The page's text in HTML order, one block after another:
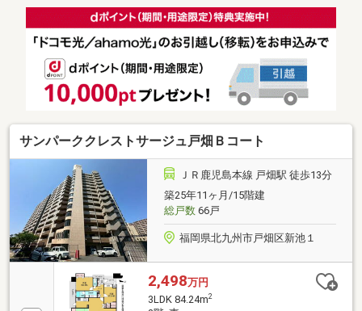
ださい♪【住宅ローンに強い】 多くの銀行や信用金
庫と提携をしており、様々なプランをご提案できます
♪ 金利が低い方がいい、通りやすい方がいい、たく
します♪【有資格者多数！】 ファイナンシャルプラ
ンナー、宅地建物取引士、住宅ローンアドバイザーな
ど多数資格を持っています！ 無理のない資金計画を
サンパーククレストサージュ戸畑Ｂコート
ＪＲ鹿児島本線 戸畑駅 徒歩13分
築25年11ヶ月/15階建
総戸数66戸
福岡県北九州市戸畑区新池１
2,498万円
3LDK 84.24m2